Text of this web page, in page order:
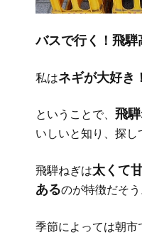
バスで行く！飛騨
私はネギが大好き！
ということで、 飛
いしいと知り、探し
飛騨ねぎは太くて
あるのが特徴だそう
季節によっては朝市